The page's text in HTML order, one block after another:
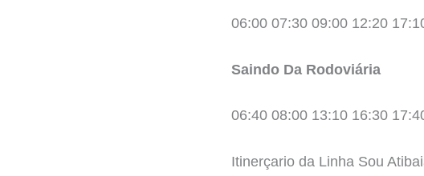
06:00 07:30 09:00 12:20
Saindo Da Rodoviária
06:40 08:00 13:10 16:30
Itinerçario da Linha Sou